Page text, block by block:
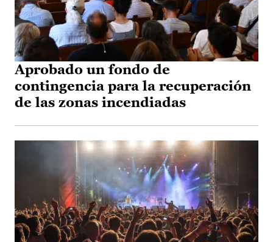
Aprobado un fondo de
contingencia para la recuperación
de las zonas incendiadas